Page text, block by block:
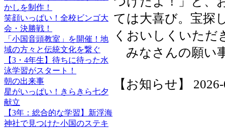
かしを制作！
笑顔いっぱい！全校ビンゴ大
会・決勝戦！
「小国音頭教室」を開催！地
域の方々と伝統文化を繋ぐ
【3・4年生】待ちに待った水
泳学習がスタート！
朝の出来事
星がいっぱい！きらきら七夕
献立
【3年：総合的な学習】新浮海
神社で見つけた小国のステキ
ては大喜び。宝探
くおいしくいただ
みなさんの願い
【お知らせ】